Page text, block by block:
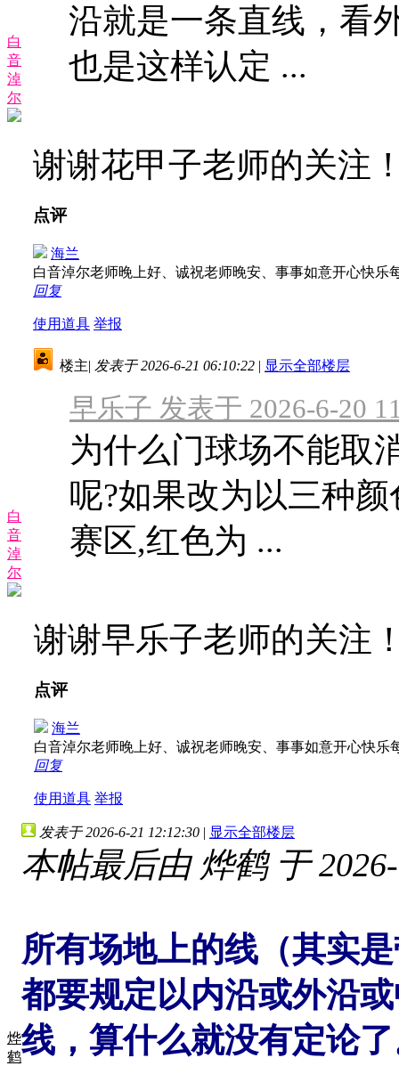
白
音
淖
尔
沿就是一条直线，看
也是这样认定 ...
谢谢花甲子老师的关注
点评
海兰
白音淖尔老师晚上好、诚祝老师晚安、事事如意开心快
回复
使用道具 举报
白
音
淖
尔
楼主| 发表于 2026-6-21 06:10:22 | 显示全部楼层
早乐子 发表于 2026-6-20
为什么门球场不能取
呢?如果改为以三种
赛区,红色为 ...
谢谢早乐子老师的关注
点评
海兰
白音淖尔老师晚上好、诚祝老师晚安、事事如意开心快
回复
使用道具 举报
烨
鹤
发表于 2026-6-21 12:12:30 | 显示全部楼层
本帖最后由 烨鹤 于
所有场地上的线（其实
都要规定以内沿或外沿
线，算什么就没有定论